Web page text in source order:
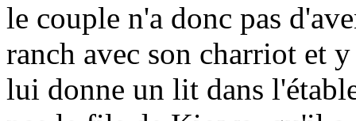
le couple n'a donc pas
ranch avec son charriot et
lui donne un lit dans